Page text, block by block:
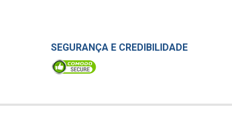
SEGURANÇA E CREDIBILIDADE